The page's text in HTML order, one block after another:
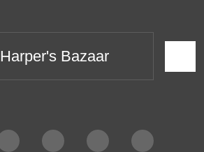
Harper's Bazaar